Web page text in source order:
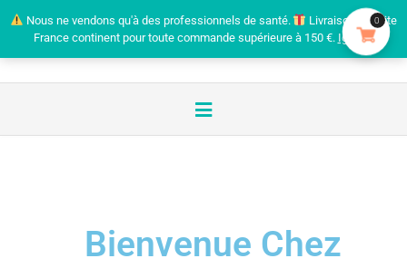
Nous ne vendons qu'à des professionnels de santé.
Livraison gratuite
France continent pour toute commande supérieure à 150 €. Ignorer
Bienvenue Chez
0